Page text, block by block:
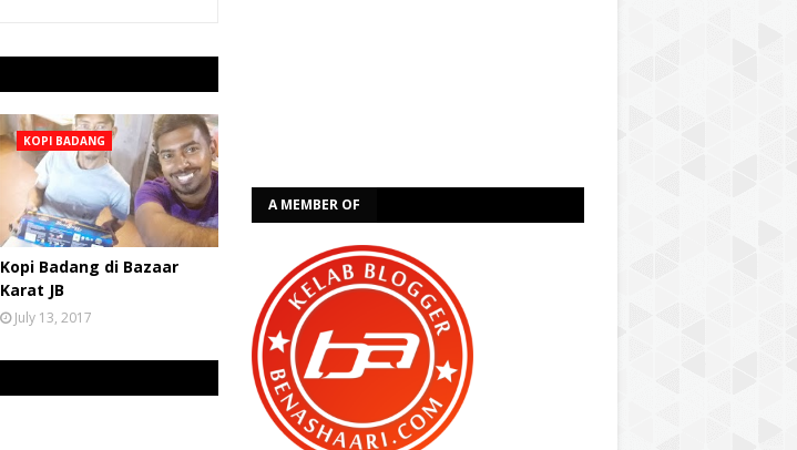
KOPI BADANG
Kopi Badang di Bazaar
Karat JB
July 13, 2017
A MEMBER OF